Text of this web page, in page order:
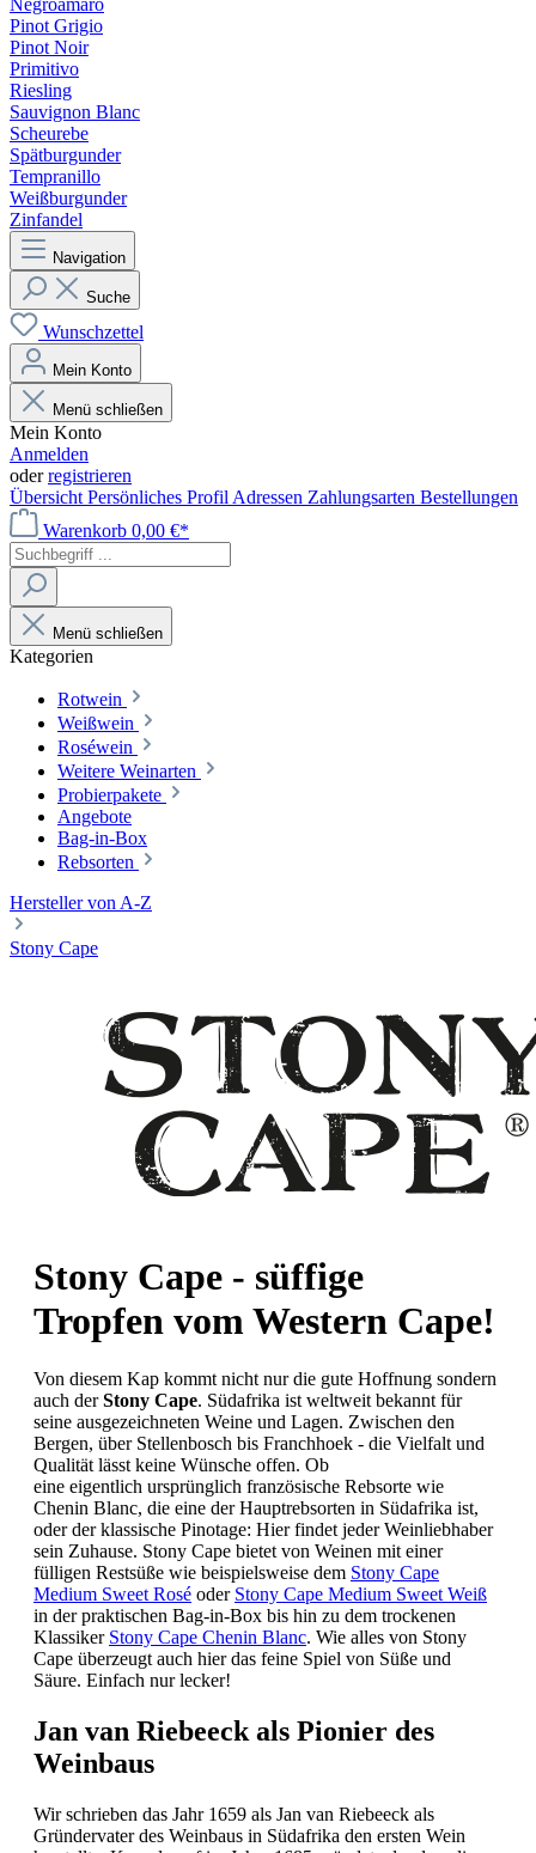
Pinot Grigio
Pinot Noir
Primitivo
Riesling
Sauvignon Blanc
Scheurebe
Spätburgunder
Tempranillo
Weißburgunder
Zinfandel
Navigation
Suche
Wunschzettel
Mein Konto
Menü schließen
Mein Konto
Anmelden
oderregistrieren
Übersicht Persönliches Profil Adressen Zahlungsarten Bestellungen
Warenkorb 0,00 €*
Menü schließen
Kategorien
Rotwein
Weißwein
Roséwein
Weitere Weinarten
Probierpakete
Angebote
Bag-in-Box
Rebsorten
Hersteller von A-Z
Stony Cape
Stony Cape - süffige
Tropfen vom Western Cape!
Von diesem Kap kommt nicht nur die gute Hoffnung sondern
auch derStony Cape. Südafrika ist weltweit bekannt für
seine ausgezeichneten Weine und Lagen. Zwischen den
Bergen, über Stellenbosch bis Franchhoek - die Vielfalt und
Qualität lässt keine Wünsche offen. Ob
eine eigentlich ursprünglich französische Rebsorte wie
Chenin Blanc, die eine der Hauptrebsorten in Südafrika ist,
oder der klassische Pinotage: Hier findet jeder Weinliebhaber
sein Zuhause. Stony Cape bietet von Weinen mit einer
fülligen Restsüße wie beispielsweise dem Stony Cape
Medium Sweet Rosé oder Stony Cape Medium Sweet Weiß
in der praktischen Bag-in-Box bis hin zu dem trockenen
Klassiker Stony Cape Chenin Blanc. Wie alles von Stony
Cape überzeugt auch hier das feine Spiel von Süße und
Säure. Einfach nur lecker!
Jan van Riebeeck als Pionier des
Weinbaus
Wir schrieben das Jahr 1659 als Jan van Riebeeck als
Gründervater des Weinbaus in Südafrika den ersten Wein